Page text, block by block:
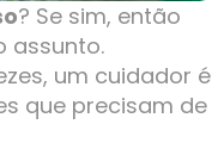
? Se sim, então
assunto.
um cuidador é
que precisam de